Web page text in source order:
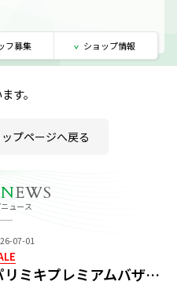
フ募集 ショップ情報
す。
プページへ戻る
NEWS
ュース
07-01
パリミキプレミアムバザール